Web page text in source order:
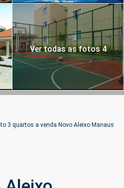
Ver todas as fotos 4
3 quartos a venda Novo Aleixo Manaus